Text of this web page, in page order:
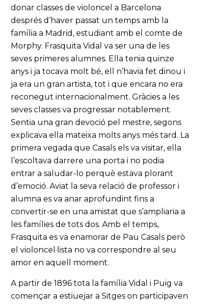
donar classes de violoncel a Barcelona
després d’haver passat un temps amb la
família a Madrid, estudiant amb el comte de
Morphy. Frasquita Vidal va ser una de les
seves primeres alumnes. Ella tenia quinze
anys i ja tocava molt bé, ell n’havia fet dinou i
ja era un gran artista, tot i que encara no era
reconegut internacionalment. Gràcies a les
seves classes va progressar notablement.
Sentia una gran devoció pel mestre, segons
explicava ella mateixa molts anys més tard. La
primera vegada que Casals els va visitar, ella
l’escoltava darrere una porta i no podia
entrar a saludar-lo perquè estava plorant
d’emoció. Aviat la seva relació de professor i
alumna es va anar aprofundint fins a
convertir-se en una amistat que s’ampliaria a
les famílies de tots dos. Amb el temps,
Frasquita es va enamorar de Pau Casals però
el violoncel·lista no va correspondre al seu
amor en aquell moment.
A partir de 1896 tota la família Vidal i Puig va
començar a estiuejar a Sitges on participaven